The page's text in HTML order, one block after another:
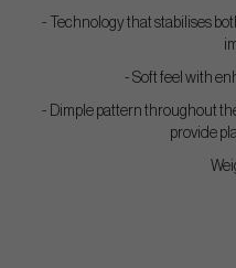
- Technology that stabilises
- Soft feel with
- Dimple pattern throughout
provide